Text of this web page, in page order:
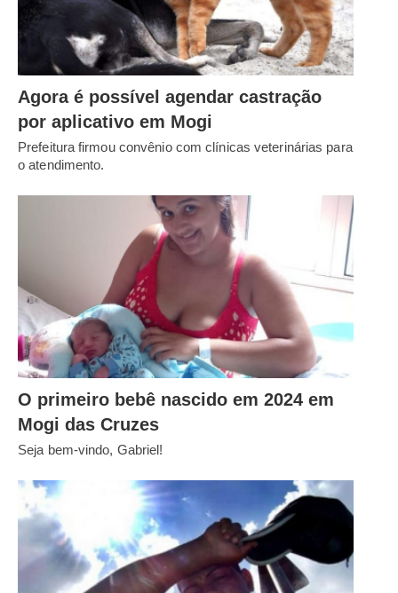
Agora é possível agendar castração
por aplicativo em Mogi
Prefeitura firmou convênio com clínicas veterinárias para
o atendimento.
O primeiro bebê nascido em 2024 em
Mogi das Cruzes
Seja bem-vindo, Gabriel!